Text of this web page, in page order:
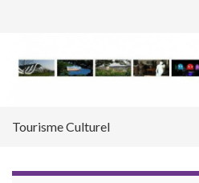
Tourisme Culturel